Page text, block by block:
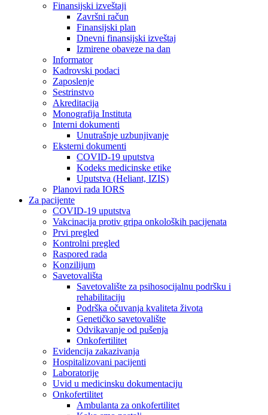
Finansijski izveštaji
Završni račun
Finansijski plan
Dnevni finansijski izveštaj
Izmirene obaveze na dan
Informator
Kadrovski podaci
Zaposlenje
Sestrinstvo
Akreditacija
Monografija Instituta
Interni dokumenti
Unutrašnje uzbunjivanje
Eksterni dokumenti
COVID-19 uputstva
Kodeks medicinske etike
Uputstva (Heliant, IZIS)
Planovi rada IORS
Za pacijente
COVID-19 uputstva
Vakcinacija protiv gripa onkoloških pacijenata
Prvi pregled
Kontrolni pregled
Raspored rada
Konzilijum
Savetovališta
Savetovalište za psihosocijalnu podršku i
rehabilitaciju
Podrška očuvanja kvaliteta života
Genetičko savetovalište
Odvikavanje od pušenja
Onkofertilitet
Evidencija zakazivanja
Hospitalizovani pacijenti
Laboratorije
Uvid u medicinsku dokumentaciju
Onkofertilitet
Ambulanta za onkofertilitet